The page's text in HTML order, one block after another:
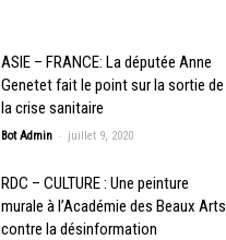
ASIE – FRANCE: La députée Anne
Genetet fait le point sur la sortie de
la crise sanitaire
Bot Admin - juillet 9, 2020
RDC – CULTURE : Une peinture
murale à l’Académie des Beaux Arts
contre la désinformation